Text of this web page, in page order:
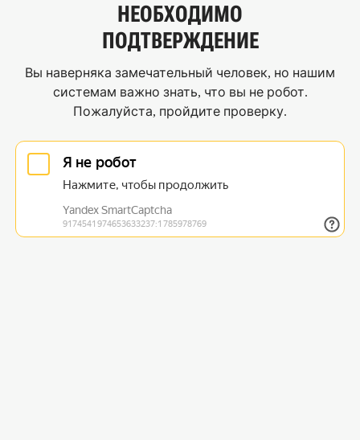
НЕОБХОДИМО
ПОДТВЕРЖДЕНИЕ
Вы наверняка замечательный человек, но нашим
системам важно знать, что вы не робот.
Пожалуйста, пройдите проверку.